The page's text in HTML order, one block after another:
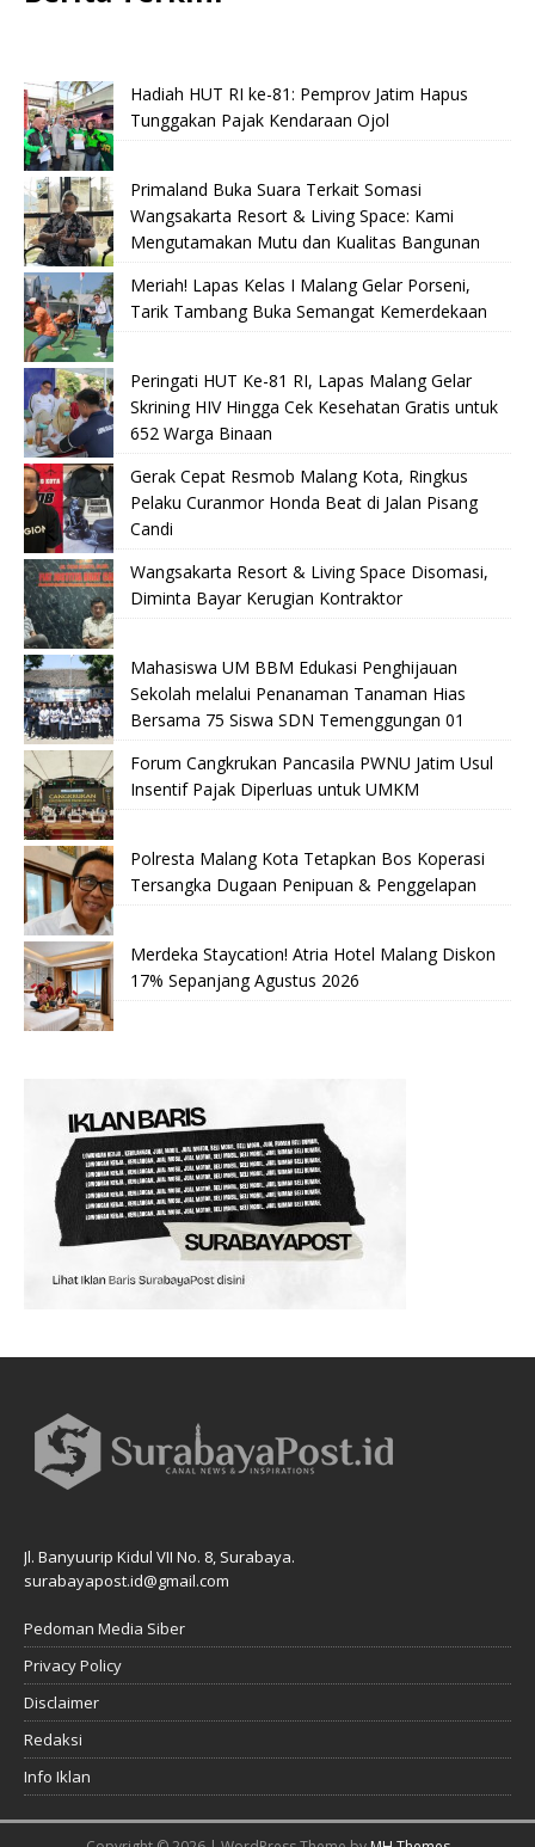
Hadiah HUT RI ke-81: Pemprov Jatim Hapus
Tunggakan Pajak Kendaraan Ojol
Primaland Buka Suara Terkait Somasi
Wangsakarta Resort & Living Space: Kami
Mengutamakan Mutu dan Kualitas Bangunan
Meriah! Lapas Kelas I Malang Gelar Porseni,
Tarik Tambang Buka Semangat Kemerdekaan
Peringati HUT Ke-81 RI, Lapas Malang Gelar
Skrining HIV Hingga Cek Kesehatan Gratis untuk
652 Warga Binaan
Gerak Cepat Resmob Malang Kota, Ringkus
Pelaku Curanmor Honda Beat di Jalan Pisang
Candi
Wangsakarta Resort & Living Space Disomasi,
Diminta Bayar Kerugian Kontraktor
Mahasiswa UM BBM Edukasi Penghijauan
Sekolah melalui Penanaman Tanaman Hias
Bersama 75 Siswa SDN Temenggungan 01
Forum Cangkrukan Pancasila PWNU Jatim Usul
Insentif Pajak Diperluas untuk UMKM
Polresta Malang Kota Tetapkan Bos Koperasi
Tersangka Dugaan Penipuan & Penggelapan
Merdeka Staycation! Atria Hotel Malang Diskon
17% Sepanjang Agustus 2026
Jl. Banyuurip Kidul VII No. 8, Surabaya.
surabayapost.id@gmail.com
Pedoman Media Siber
Privacy Policy
Disclaimer
Redaksi
Info Iklan